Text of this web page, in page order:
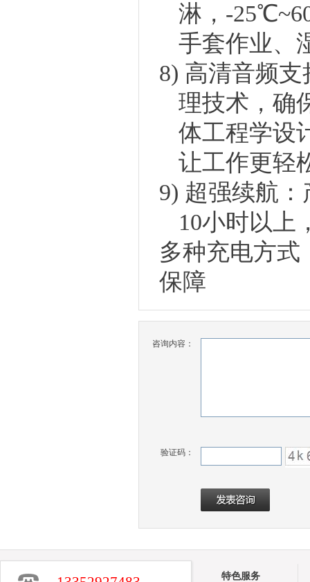
淋 ， -
手套作业、
8) 高清音频支
理技术，确
体工程学设
让工作更轻
9) 超强续航 ：
10小时以上
多种充电方式
保障
咨询内容：
验证码：
特色服务